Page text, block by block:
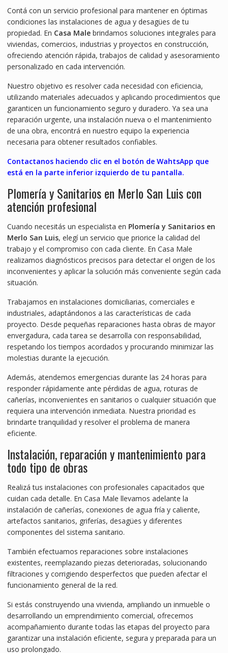
Contá con un servicio profesional para mantener en óptimas
condiciones las instalaciones de agua y desagües de tu
propiedad. En Casa Malebrindamos soluciones integrales para
viviendas, comercios, industrias y proyectos en construcción,
ofreciendo atención rápida, trabajos de calidad y asesoramiento
personalizado en cada intervención.
Nuestro objetivo es resolver cada necesidad con eficiencia,
utilizando materiales adecuados y aplicando procedimientos que
garanticen un funcionamiento seguro y duradero. Ya sea una
reparación urgente, una instalación nueva o el mantenimiento
de una obra, encontrá en nuestro equipo la experiencia
necesaria para obtener resultados confiables.
Contactanos haciendo clic en el botón de WahtsApp que
está en la parte inferior izquierdo de tu pantalla.
Plomería y Sanitarios en Merlo San Luis con
atención profesional
Cuando necesitás un especialista en Plomería y Sanitarios en
Merlo San Luis, elegí un servicio que priorice la calidad del
trabajo y el compromiso con cada cliente. En Casa Male
realizamos diagnósticos precisos para detectar el origen de los
inconvenientes y aplicar la solución más conveniente según cada
situación.
Trabajamos en instalaciones domiciliarias, comerciales e
industriales, adaptándonos a las características de cada
proyecto. Desde pequeñas reparaciones hasta obras de mayor
envergadura, cada tarea se desarrolla con responsabilidad,
respetando los tiempos acordados y procurando minimizar las
molestias durante la ejecución.
Además, atendemos emergencias durante las 24 horas para
responder rápidamente ante pérdidas de agua, roturas de
cañerías, inconvenientes en sanitarios o cualquier situación que
requiera una intervención inmediata. Nuestra prioridad es
brindarte tranquilidad y resolver el problema de manera
eficiente.
Instalación, reparación y mantenimiento para
todo tipo de obras
Realizá tus instalaciones con profesionales capacitados que
cuidan cada detalle. En Casa Male llevamos adelante la
instalación de cañerías, conexiones de agua fría y caliente,
artefactos sanitarios, griferías, desagües y diferentes
componentes del sistema sanitario.
También efectuamos reparaciones sobre instalaciones
existentes, reemplazando piezas deterioradas, solucionando
filtraciones y corrigiendo desperfectos que pueden afectar el
funcionamiento general de la red.
Si estás construyendo una vivienda, ampliando un inmueble o
desarrollando un emprendimiento comercial, ofrecemos
acompañamiento durante todas las etapas del proyecto para
garantizar una instalación eficiente, segura y preparada para un
uso prolongado.